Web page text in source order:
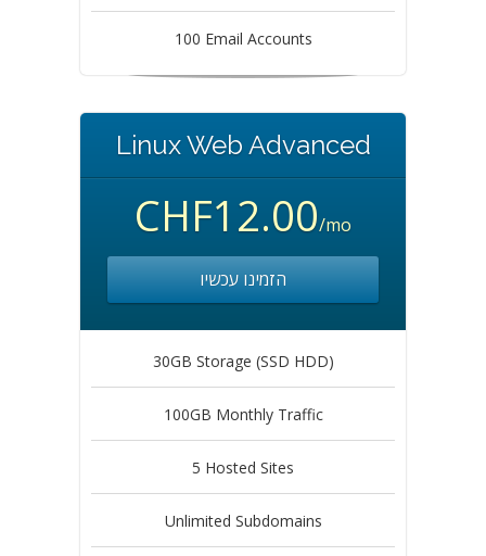
100 Email Accounts
Linux Web Advanced
CHF12.00/mo
הזמינו עכשיו
30GB Storage (SSD HDD)
100GB Monthly Traffic
5 Hosted Sites
Unlimited Subdomains